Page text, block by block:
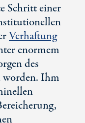
Schritt einer
Verhaftung
enormem
des
worden. Ihm